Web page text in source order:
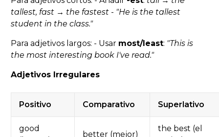
tallest, fast → the fastest - "He is the tallest
student in the class."
Para adjetivos largos: - Usar most/least: "This is
the most interesting book I've read."
Adjetivos Irregulares
Positivo Comparativo Superlativo
good
better (mejor)
the best (el